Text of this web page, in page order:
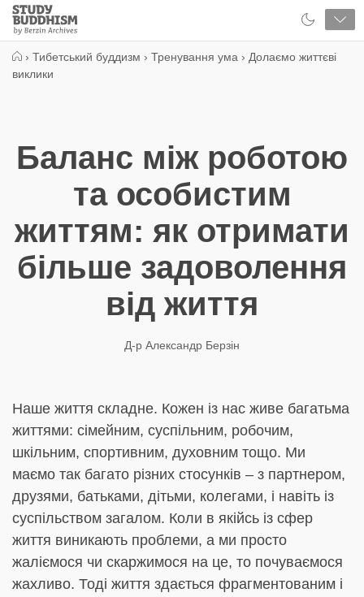
Close
Study
Buddhism
› Тибетський буддизм › Тренування ума › Долаємо життєві
виклики
Баланс між роботою
та особистим
життям: як отримати
більше задоволення
від життя
Д-р Александр Берзін
Наше життя складне. Кожен із нас живе багатьма
життями: сімейним, суспільним, робочим,
шкільним, спортивним, духовним тощо. Ми
маємо так багато різних стосунків – з партнером,
друзями, батьками, дітьми, колегами, і навіть із
суспільством загалом. Коли в якійсь із сфер
життя виникають проблеми, а ми просто
жаліємося чи скаржимося на це, то почуваємося
жахливо. Тоді життя здається фрагментованим і